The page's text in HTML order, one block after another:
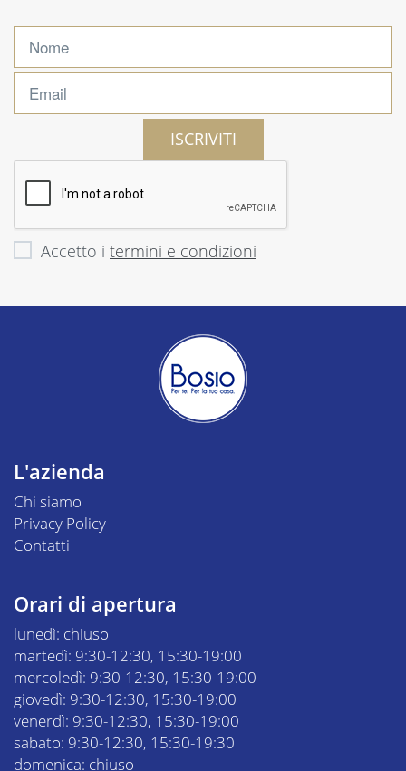
ISCRIVITI
Accetto i termini e condizioni
L'azienda
Chi siamo
Privacy Policy
Contatti
Orari di apertura
lunedì: chiuso
martedì: 9:30-12:30, 15:30-19:00
mercoledì: 9:30-12:30, 15:30-19:00
giovedì: 9:30-12:30, 15:30-19:00
venerdì: 9:30-12:30, 15:30-19:00
sabato: 9:30-12:30, 15:30-19:30
domenica: chiuso